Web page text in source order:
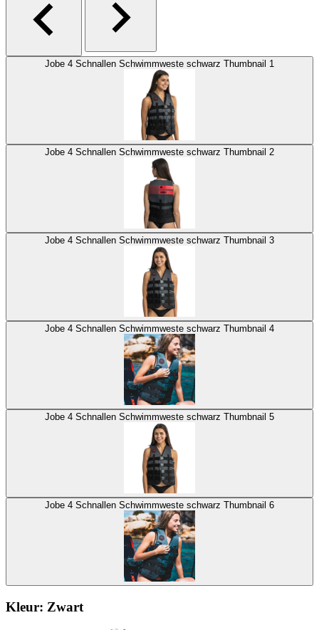
Jobe 4 Schnallen Schwimmweste schwarz Thumbnail 1
Jobe 4 Schnallen Schwimmweste schwarz Thumbnail 2
Jobe 4 Schnallen Schwimmweste schwarz Thumbnail 3
Jobe 4 Schnallen Schwimmweste schwarz Thumbnail 4
Jobe 4 Schnallen Schwimmweste schwarz Thumbnail 5
Jobe 4 Schnallen Schwimmweste schwarz Thumbnail 6
Kleur: Zwart